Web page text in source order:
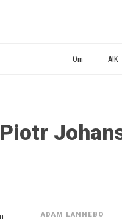
Om AIK
Piotr
ADAM LANNEBO